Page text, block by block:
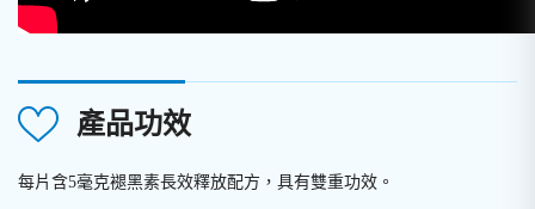
產品功效
每片含5毫克褪黑素長效釋放配方，具有雙重功效。